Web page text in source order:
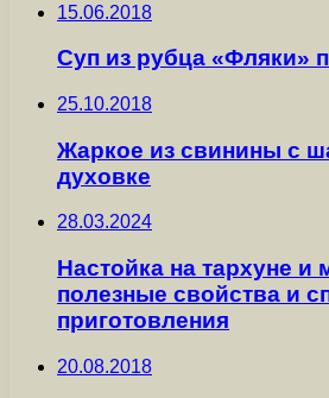
15.06.2018
Суп из рубца «Фляки»
25.10.2018
Жаркое из свинины с
духовке
28.03.2024
Настойка на тархуне и
полезные свойства и
приготовления
20.08.2018